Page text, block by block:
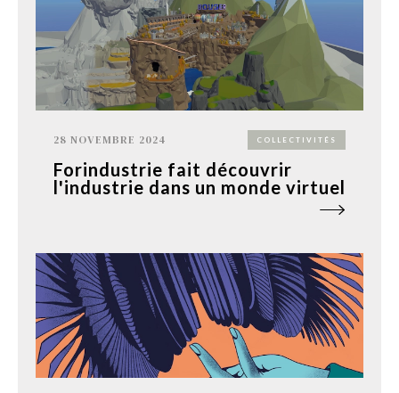
28 NOVEMBRE 2024 COLLECTIVITÉS
Forindustrie fait découvrir
l'industrie dans un monde virtuel